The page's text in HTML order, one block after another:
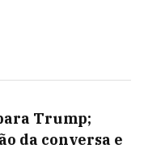
Trump;
da conversa e